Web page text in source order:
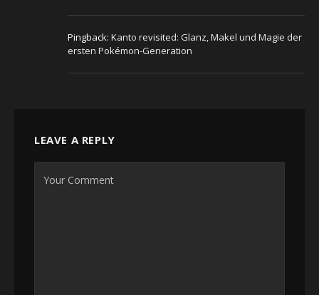
Pingback: Kanto revisited: Glanz, Makel und Magie der
ersten Pokémon-Generation
LEAVE A REPLY